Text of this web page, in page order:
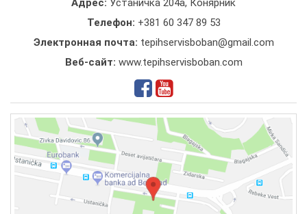
Телефон: +381 60 347 89 53
Электронная почта: tepihservisboban@gmail.com
Веб-сайт: www.tepihservisboban.com